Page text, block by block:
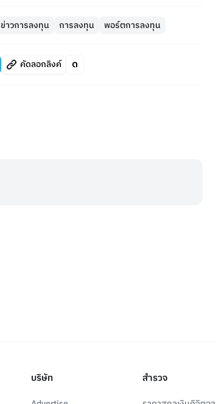
ข่าวการลงทุน การลงทุน พอร์ตการลงทุน
คัดลอกลิงค์
บริษัท สำรวจ